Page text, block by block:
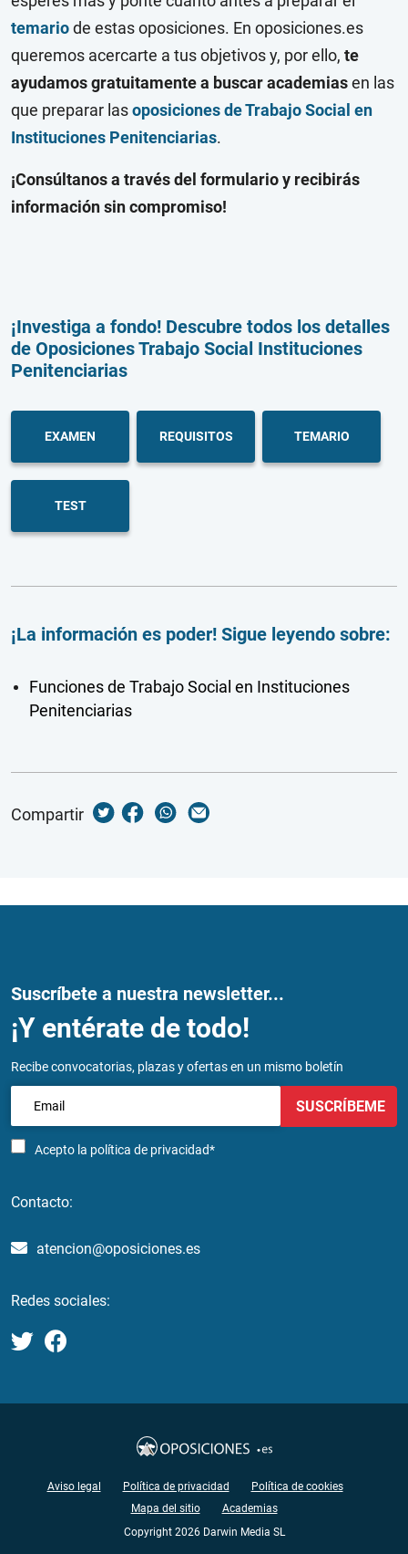
temariode estas oposiciones. En oposiciones.es
queremos acercarte a tus objetivos y, por ello, te
ayudamos gratuitamente a buscar academiasen las
que preparar lasoposiciones de Trabajo Social en
Instituciones Penitenciarias.
¡Consúltanos a través del formulario y recibirás
información sin compromiso!
¡Investiga a fondo! Descubre todos los detalles
de Oposiciones Trabajo Social Instituciones
Penitenciarias
EXAMEN REQUISITOS TEMARIO
TEST
¡La información es poder! Sigue leyendo sobre:
Funciones de Trabajo Social en Instituciones
Penitenciarias
Compartir
Suscríbete a nuestra newsletter...
¡Y entérate de todo!
Recibe convocatorias, plazas y ofertas en un mismo boletín
Acepto la política de privacidad*
SUSCRÍBEME
Contacto:
atencion@oposiciones.es
Redes sociales:
Aviso legal Política de privacidad
Política de cookies
Mapa del sitio
Academias
Copyright 2026 Darwin Media SL